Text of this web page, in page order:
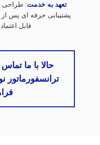
تعهد به خدمت: طراحی
پشتیبانی حرفه ای پس
قابل
حالا با ما